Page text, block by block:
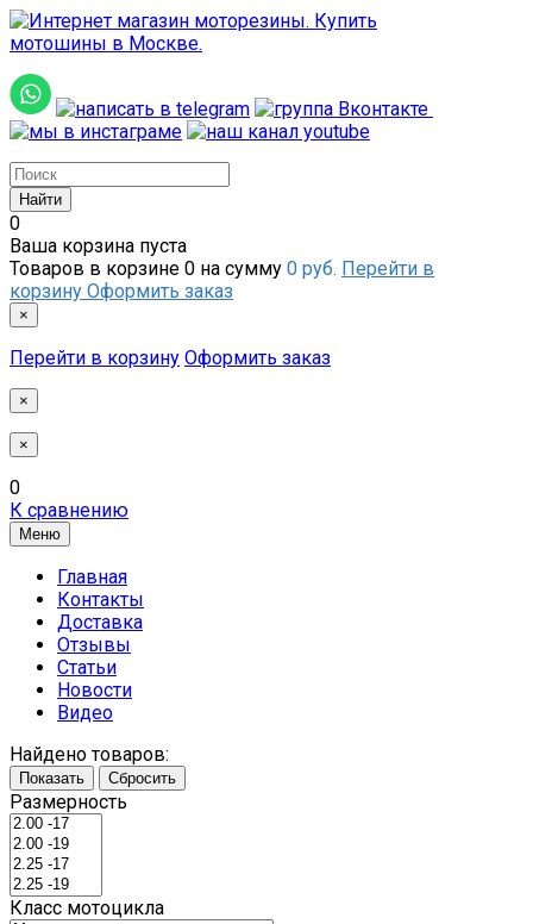
0
Ваша корзина пуста
Товаров в корзине 0 на сумму 0 руб. Перейти в
корзину Оформить заказ
×
Перейти в корзину Оформить заказ
×
×
0
К сравнению
Меню
Главная
Контакты
Доставка
Отзывы
Статьи
Новости
Видео
Найдено товаров:
Показать Сбросить
Размерность
Класс мотоцикла